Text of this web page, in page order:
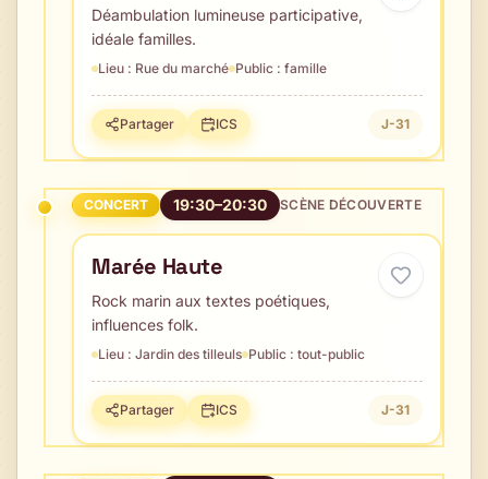
Déambulation lumineuse participative,
idéale familles.
Lieu : Rue du marché Public : famille
Partager ICS J-31
CONCERT 19:30–20:30 SCÈNE DÉCOUVERTE
Marée Haute
Rock marin aux textes poétiques,
influences folk.
Lieu : Jardin des tilleuls Public : tout-public
Partager ICS J-31